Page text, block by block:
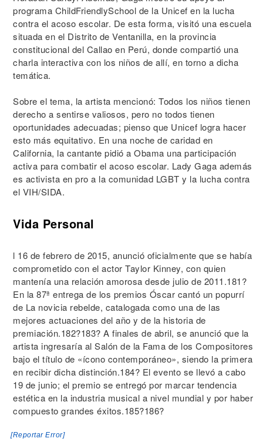
programa ChildFriendlySchool de la Unicef en la lucha
contra el acoso escolar. De esta forma, visitó una escuela
situada en el Distrito de Ventanilla, en la provincia
constitucional del Callao en Perú, donde compartió una
charla interactiva con los niños de allí, en torno a dicha
temática.
Sobre el tema, la artista mencionó: Todos los niños tienen
derecho a sentirse valiosos, pero no todos tienen
oportunidades adecuadas; pienso que Unicef logra hacer
esto más equitativo. En una noche de caridad en
California, la cantante pidió a Obama una participación
activa para combatir el acoso escolar. Lady Gaga además
es activista en pro a la comunidad LGBT y la lucha contra
el VIH/SIDA.
Vida Personal
l 16 de febrero de 2015, anunció oficialmente que se había
comprometido con el actor Taylor Kinney, con quien
mantenía una relación amorosa desde julio de 2011.181?
En la 87ª entrega de los premios Óscar cantó un popurrí
de La novicia rebelde, catalogada como una de las
mejores actuaciones del año y de la historia de
premiación.182?183? A finales de abril, se anunció que la
artista ingresaría al Salón de la Fama de los Compositores
bajo el título de «ícono contemporáneo», siendo la primera
en recibir dicha distinción.184? El evento se llevó a cabo
19 de junio; el premio se entregó por marcar tendencia
estética en la industria musical a nivel mundial y por haber
compuesto grandes éxitos.185?186?
[Reportar Error]